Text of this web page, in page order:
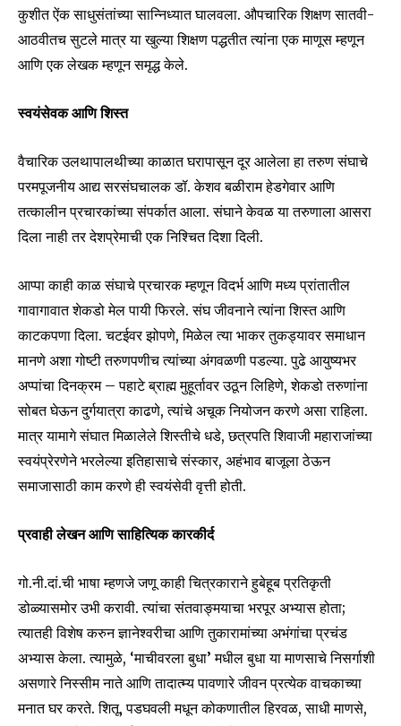
कुशीत ऐंक साधुसंतांच्या सान्निध्यात घालवला. औपचारिक शिक्षण सातवी-
आठवीतच सुटले मात्र या खुल्या शिक्षण पद्धतीत त्यांना एक माणूस म्हणून
आणि एक लेखक म्हणून समृद्ध केले.
स्वयंसेवक आणि शिस्त
वैचारिक उलथापालथीच्या काळात घरापासून दूर आलेला हा तरुण संघाचे
परमपूजनीय आद्य सरसंघचालक डॉ. केशव बळीराम हेडगेवार आणि
तत्कालीन प्रचारकांच्या संपर्कात आला. संघाने केवळ या तरुणाला आसरा
दिला नाही तर देशप्रेमाची एक निश्चित दिशा दिली.
आप्पा काही काळ संघाचे प्रचारक म्हणून विदर्भ आणि मध्य प्रांतातील
गावागावात शेकडो मेल पायी फिरले. संघ जीवनाने त्यांना शिस्त आणि
काटकपणा दिला. चटईवर झोपणे, मिळेल त्या भाकर तुकड्यावर समाधान
मानणे अशा गोष्टी तरुणपणीच त्यांच्या अंगवळणी पडल्या. पुढे आयुष्यभर
अप्पांचा दिनक्रम – पहाटे ब्राह्म मुहूर्तावर उठून लिहिणे, शेकडो तरुणांना
सोबत घेऊन दुर्गयात्रा काढणे, त्यांचे अचूक नियोजन करणे असा राहिला.
मात्र यामागे संघात मिळालेले शिस्तीचे धडे, छत्रपति शिवाजी महाराजांच्या
स्वयंप्रेरणेने भरलेल्या इतिहासाचे संस्कार, अहंभाव बाजूला ठेऊन
समाजासाठी काम करणे ही स्वयंसेवी वृत्ती होती.
प्रवाही लेखन आणि साहित्यिक कारकीर्द
गो.नी.दां.ची भाषा म्हणजे जणू काही चित्रकाराने हुबेहूब प्रतिकृती
डोळ्यासमोर उभी करावी. त्यांचा संतवाङ्मयाचा भरपूर अभ्यास होता;
त्यातही विशेष करुन ज्ञानेश्वरीचा आणि तुकारामांच्या अभंगांचा प्रचंड
अभ्यास केला. त्यामुळे, ‘माचीवरला बुधा’ मधील बुधा या माणसाचे निसर्गाशी
असणारे निस्सीम नाते आणि तादात्म्य पावणारे जीवन प्रत्येक वाचकाच्या
मनात घर करते. शितू, पडघवली मधून कोकणातील हिरवळ, साधी माणसे,